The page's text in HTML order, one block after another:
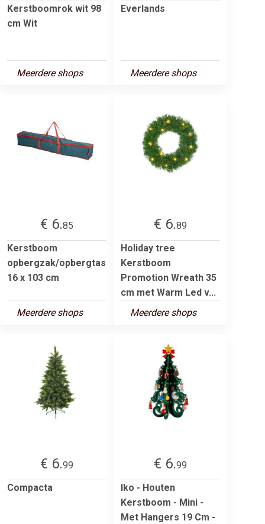
Kerstboomrok wit 98
cm Wit
Meerdere shops
Everlands
Meerdere shops
€ 6.85
Kerstboom
opbergzak/opbergtas
16 x 103 cm
Meerdere shops
€ 6.89
Holiday tree
Kerstboom
Promotion Wreath 35
cm met Warm Led v...
Meerdere shops
€ 6.99
Compacta
€ 6.99
Iko - Houten
Kerstboom - Mini -
Met Hangers 19 Cm -